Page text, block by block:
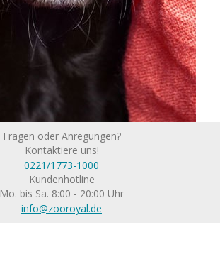
Fragen oder Anregungen?
Kontaktiere uns!
0221/1773-1000
Kundenhotline
Mo. bis Sa. 8:00 - 20:00 Uhr
info@zooroyal.de